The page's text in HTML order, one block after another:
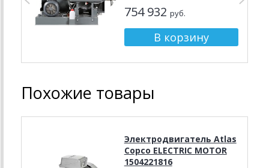
754 932 руб.
Похожие товары
Электродвигатель Atlas
Copco ELECTRIC MOTOR
1504221816